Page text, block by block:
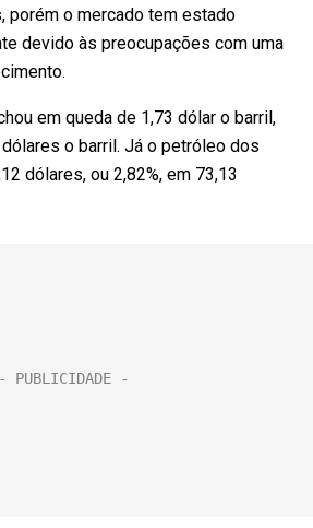
porém o mercado tem estado
devido às preocupações com uma
em queda de 1,73 dólar o barril,
dólares o barril. Já o petróleo dos
dólares, ou 2,82%, em 73,13